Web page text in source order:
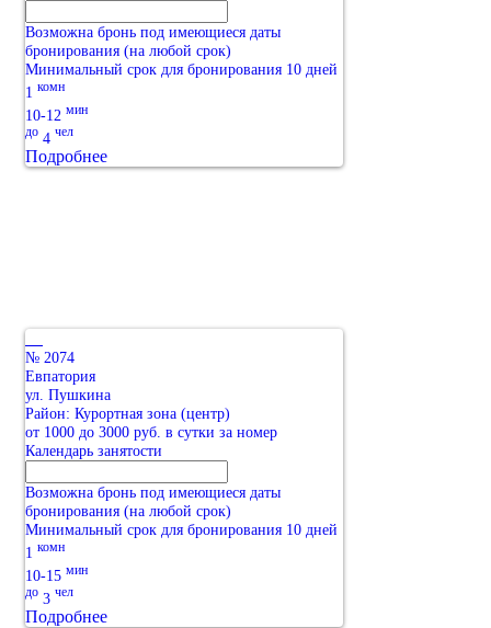
Возможна бронь под имеющиеся даты
бронирования (на любой срок)
Минимальный срок для бронирования 10 дней
1 комн
10-12 мин
до 4 чел
Подробнее
№ 2074
Евпатория
ул. Пушкина
Район: Курортная зона (центр)
от 1000 до 3000 руб. в сутки за номер
Календарь занятости
Возможна бронь под имеющиеся даты
бронирования (на любой срок)
Минимальный срок для бронирования 10 дней
1 комн
10-15 мин
до 3 чел
Подробнее